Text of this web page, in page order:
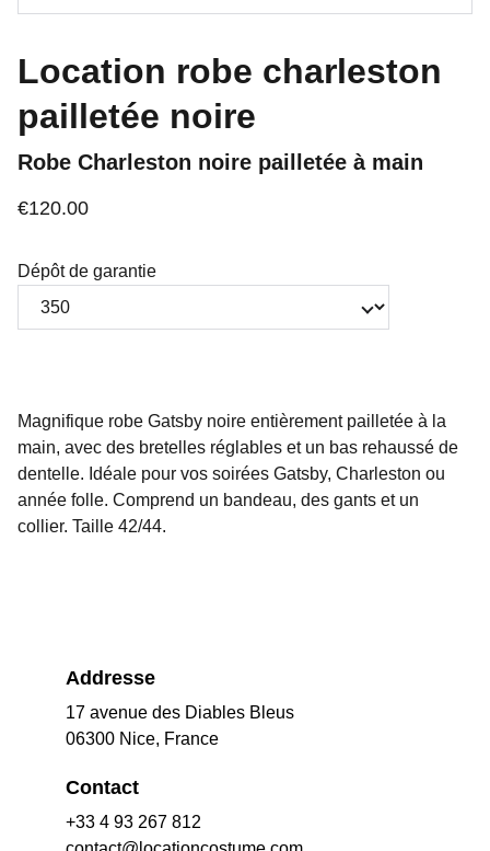
Location robe charleston
pailletée noire
Robe Charleston noire pailletée à main
€120.00
Dépôt de garantie
Magnifique robe Gatsby noire entièrement pailletée à la
main, avec des bretelles réglables et un bas rehaussé de
dentelle. Idéale pour vos soirées Gatsby, Charleston ou
année folle. Comprend un bandeau, des gants et un
collier. Taille 42/44.
Addresse
17 avenue des Diables Bleus
06300 Nice, France
Contact
+33 4 93 267 812